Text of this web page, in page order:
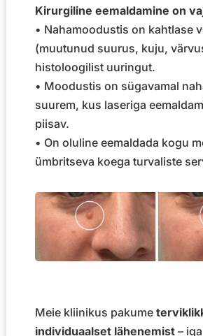
Kirurgiline eemaldamine on
• Nahamoodustis on kahtlase
(muutunud suurus, kuju,
histoloogilist uuringut.
• Moodustis on sügavamal
suurem, kus laseriga
piisav.
• On oluline eemaldada kogu
ümbritseva koega turvaliste
Meie kliinikus pakume
individuaalset lähenemist–